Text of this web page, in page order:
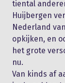
tiental
Huijbergen
Nederland
opkijken, en
het grote
nu.
Van kinds af